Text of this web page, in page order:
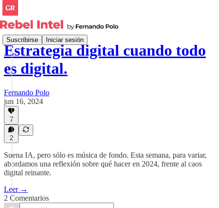
Suscribirse Iniciar sesión
Estrategia digital cuando todo
es digital.
Fernando Polo
jun 16, 2024
7
2
Suena IA, pero sólo es música de fondo. Esta semana, para variar,
abordamos una reflexión sobre qué hacer en 2024, frente al caos
digital reinante.
Leer →
2 Comentarios